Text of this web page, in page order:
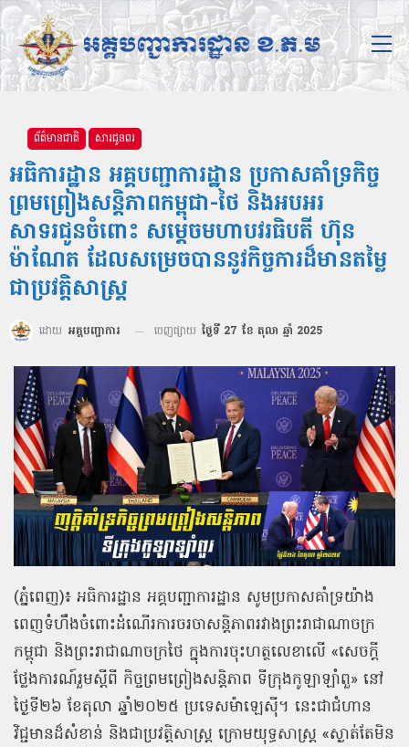
ព័ត៌មានជាតិ សារជូនពរ
អធិការដ្ឋាន អគ្គបញ្ជាការដ្ឋាន ប្រកាសគាំទ្រកិច្ច
ព្រមព្រៀងសន្តិភាពកម្ពុជា-ថៃ និងអបអរ
សាទរជូនចំពោះ សម្តេចមហាបវរធិបតី ហ៊ុន
ម៉ាណែត ដែលសម្រេចបាននូវកិច្ចការដ៏មានតម្លៃ
ជាប្រវត្តិសាស្រ្ត
ដោយ អគ្គបញ្ជាការ ចេញផ្សាយ ថ្ងៃទី 27 ខែ តុលា ឆ្នាំ 2025
(ភ្នំពេញ)៖ អធិការដ្ឋាន អគ្គបញ្ជាការដ្ឋាន សូមប្រកាសគាំទ្រយ៉ាង
ពេញទំហឹងចំពោះដំណើរការចរចាសន្តិភាពរវាងព្រះរាជាណាចក្រ
កម្ពុជា និងព្រះរាជាណាចក្រថៃ ក្នុងការចុះហត្ថលេខាលើ «សេចក្តី
ថ្លែងការណ៍រួមស្តីពី កិច្ចព្រមព្រៀងសន្តិភាព ទីក្រុងកូឡាឡាំពួ» នៅ
ថ្ងៃទី២៦ ខែតុលា ឆ្នាំ២០២៥ ប្រទេសម៉ាឡេស៊ី។ នេះជាជំហាន
វិជ្ជមានដ៏សំខាន់ និងជាប្រវត្តិសាស្រ្ត ក្រោមយុទ្ធសាស្រ្ត «ស្ងាត់តែមិន